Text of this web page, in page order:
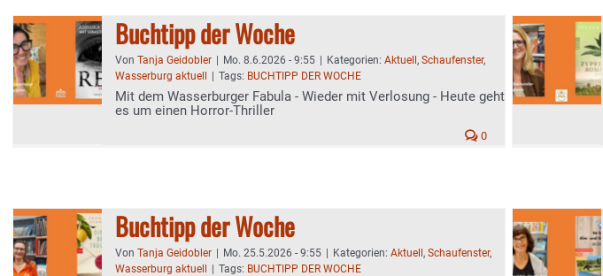
Buchtipp der Woche
Von Tanja Geidobler Mo. 8.6.2026 - 9:55 Kategorien: Aktuell , Schaufenster,
Wasserburg aktuell
Tags: BUCHTIPP DER WOCHE
Mit dem Wasserburger Fabula - Wieder mit Verlosung - Heute geht
es um einen Horror-Thriller
0
Buchtipp der Woche
Von Tanja Geidobler Mo. 25.5.2026 - 9:55 Kategorien: Aktuell , Schaufenster,
Wasserburg aktuell
Tags: BUCHTIPP DER WOCHE